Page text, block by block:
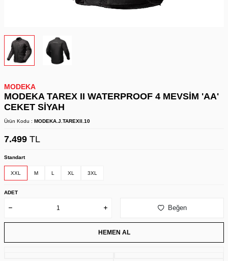
MODEKA
MODEKA TAREX II WATERPROOF 4 MEVSİM 'AA'
CEKET SİYAH
Ürün Kodu : MODEKA.J.TAREXII.10
7.499 TL
Standart
XXL M L XL 3XL
ADET
Beğen
HEMEN AL